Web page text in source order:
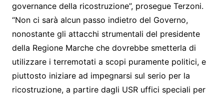
governance della ricostruzione”, prosegue Terzoni.
“Non ci sarà alcun passo indietro del Governo,
nonostante gli attacchi strumentali del presidente
della Regione Marche che dovrebbe smetterla di
utilizzare i terremotati a scopi puramente politici, e
piuttosto iniziare ad impegnarsi sul serio per la
ricostruzione, a partire dagli USR uffici speciali per